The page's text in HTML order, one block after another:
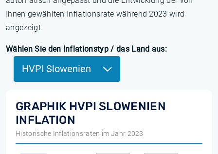
Ihnen gewählten Inflationsrate während 2023 wird
angezeigt.
Wählen Sie den Inflationstyp / das Land aus:
HVPI Slowenien
GRAPHIK HVPI SLOWENIEN
INFLATION
Historische Inflationsraten im Jahr 2023